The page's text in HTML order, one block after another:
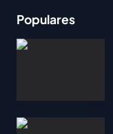
Populares